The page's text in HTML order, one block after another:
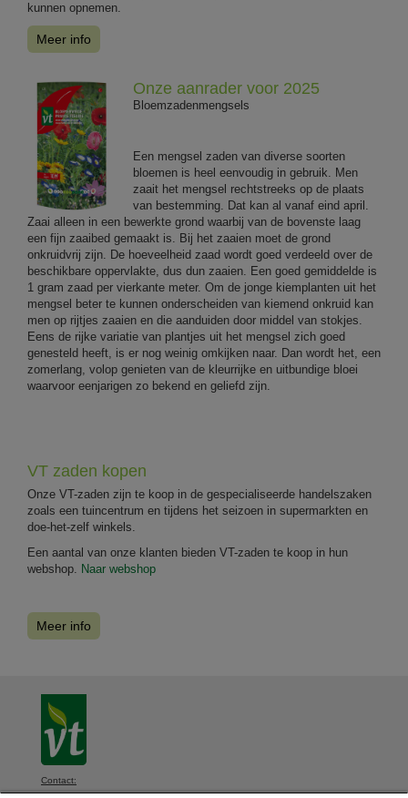
kunnen opnemen.
Meer info
Onze aanrader voor 2025
Bloemzadenmengsels
Een mengsel zaden van diverse soorten
bloemen is heel eenvoudig in gebruik. Men
zaait het mengsel rechtstreeks op de plaats
van bestemming. Dat kan al vanaf eind april.
Zaai alleen in een bewerkte grond waarbij van de bovenste laag
een fijn zaaibed gemaakt is. Bij het zaaien moet de grond
onkruidvrij zijn. De hoeveelheid zaad wordt goed verdeeld over de
beschikbare oppervlakte, dus dun zaaien. Een goed gemiddelde is
1 gram zaad per vierkante meter. Om de jonge kiemplanten uit het
mengsel beter te kunnen onderscheiden van kiemend onkruid kan
men op rijtjes zaaien en die aanduiden door middel van stokjes.
Eens de rijke variatie van plantjes uit het mengsel zich goed
genesteld heeft, is er nog weinig omkijken naar. Dan wordt het, een
zomerlang, volop genieten van de kleurrijke en uitbundige bloei
waarvoor eenjarigen zo bekend en geliefd zijn.
VT zaden kopen
Onze VT-zaden zijn te koop in de gespecialiseerde handelszaken
zoals een tuincentrum en tijdens het seizoen in supermarkten en
doe-het-zelf winkels.
Een aantal van onze klanten bieden VT-zaden te koop in hun
webshop. Naar webshop
Meer info
Contact: